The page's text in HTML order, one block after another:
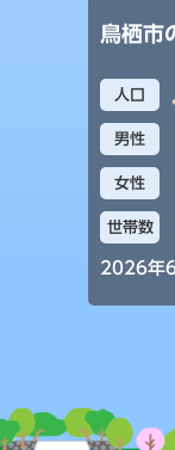
鳥栖市
人口
男性
女性
世帯数
2026年